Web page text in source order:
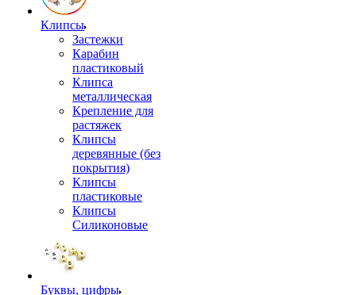
Клипсы
Застежки
Карабин
пластиковый
Клипса
металлическая
Крепление для
растяжек
Клипсы
деревянные (без
покрытия)
Клипсы
пластиковые
Клипсы
Силиконовые
Буквы, цифры